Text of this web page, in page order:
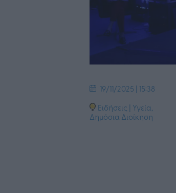
19/11/2025 | 15:38
Ειδήσεις | Υγεία,
Δημόσια Διοίκηση